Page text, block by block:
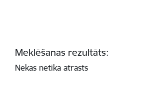
Meklēšanas rezultāts:
Nekas netika atrasts